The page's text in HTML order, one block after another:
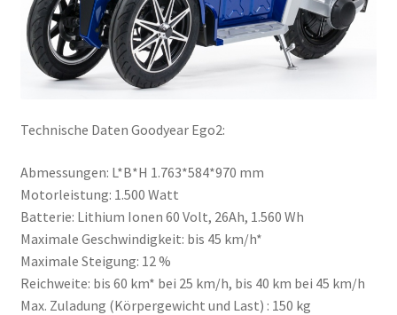
Technische Daten Goodyear Ego2:
Abmessungen: L*B*H 1.763*584*970 mm
Motorleistung: 1.500 Watt
Batterie: Lithium Ionen 60 Volt, 26Ah, 1.560 Wh
Maximale Geschwindigkeit: bis 45 km/h*
Maximale Steigung: 12 %
Reichweite: bis 60 km* bei 25 km/h, bis 40 km bei 45 km/h
Max. Zuladung (Körpergewicht und Last) : 150 kg